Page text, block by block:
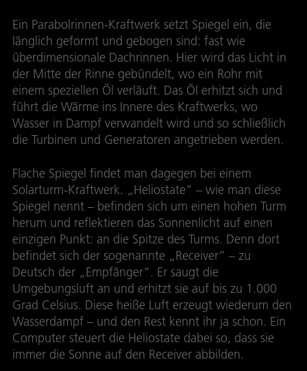
Ein Parabolrinnen-Kraftwerk setzt Spiegel ein, die
länglich geformt und gebogen sind: fast wie
überdimensionale Dachrinnen. Hier wird das Licht in
der Mitte der Rinne gebündelt, wo ein Rohr mit
einem speziellen Öl verläuft. Das Öl erhitzt sich und
führt die Wärme ins Innere des Kraftwerks, wo
Wasser in Dampf verwandelt wird und so schließlich
die Turbinen und Generatoren angetrieben werden.
Flache Spiegel findet man dagegen bei einem
Solarturm-Kraftwerk. „Heliostate” – wie man diese
Spiegel nennt – befinden sich um einen hohen Turm
herum und reflektieren das Sonnenlicht auf einen
einzigen Punkt: an die Spitze des Turms. Denn dort
befindet sich der sogenannte „Receiver” – zu
Deutsch der „Empfänger“. Er saugt die
Umgebungsluft an und erhitzt sie auf bis zu 1.000
Grad Celsius. Diese heiße Luft erzeugt wiederum den
Wasserdampf – und den Rest kennt ihr ja schon. Ein
Computer steuert die Heliostate dabei so, dass sie
immer die Sonne auf den Receiver abbilden.